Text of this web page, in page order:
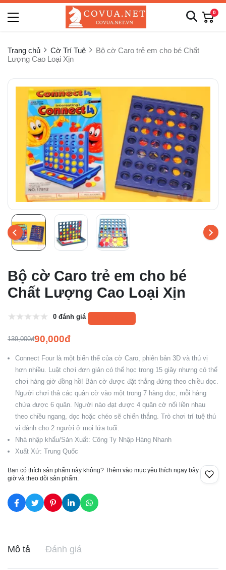
0
Trang chủ Cờ Trí Tuệ
Bộ cờ Caro trẻ em cho bé Chất
Lượng Cao Loại Xịn
Bộ cờ Caro trẻ em cho bé
Chất Lượng Cao Loại Xịn
0 đánh giá
139,000đ90,000đ
Connect Four là một biến thể của cờ Caro, phiên bản 3D và thú vị
hơn nhiều. Luật chơi đơn giản có thể học trong 15 giây nhưng có thể
chơi hàng giờ đồng hồ! Bàn cờ được đặt thẳng đứng theo chiều dọc.
Người chơi thả các quân cờ vào một trong 7 hàng dọc, mỗi hàng
chứa được 6 quân. Người nào đạt được 4 quân cờ nối liền nhau
theo chiều ngang, dọc hoặc chéo sẽ chiến thắng. Trò chơi trí tuệ thú
vị dành cho 2 người ở mọi lứa tuổi.
Nhà nhập khẩu/Sản Xuất: Công Ty Nhập Hàng Nhanh
Xuất Xứ: Trung Quốc
Bạn có thích sản phẩm này không? Thêm vào mục yêu thích ngay bây
giờ và theo dõi sản phẩm.
Mô tả Đánh giá